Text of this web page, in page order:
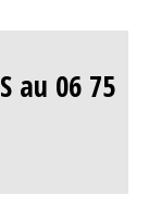
au 06 75